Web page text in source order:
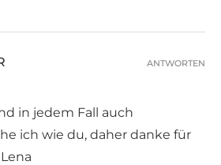
in jedem Fall auch
ich wie du, daher danke für
ANTWORTEN